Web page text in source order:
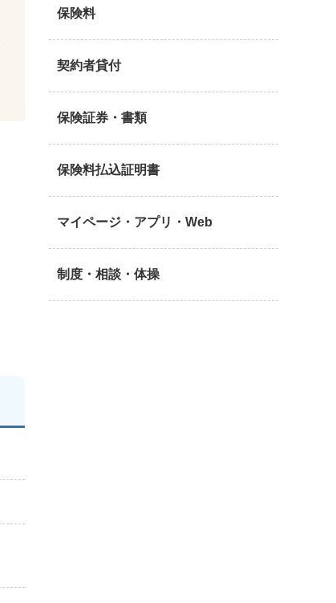
保険料
契約者貸付
保険証券・書類
保険料払込証明書
マイページ・アプリ・Web
制度・相談・体操